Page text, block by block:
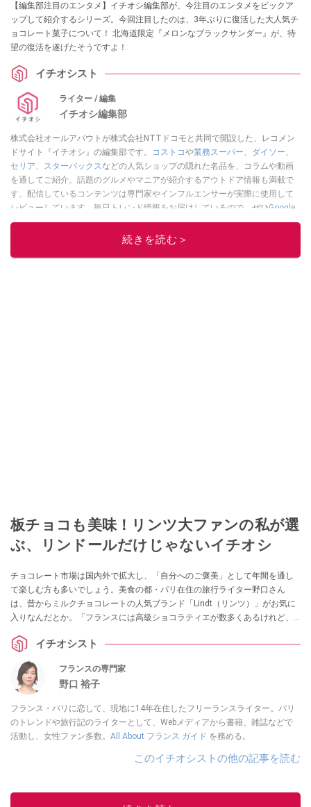
【編集部注目のエンタメ】イチオシ編集部が、今注目のエンタメをピックア
ップして紹介するシリーズ。今回注目したのは、3年ぶりに復活した大人気チ
ョコレート菓子について！ 北海道限定『メロンなブラックサンダー』が、待
望の復活を遂げたそうですよ！
イチオシスト
ライター / 編集
イチオシ編集部
株式会社オールアバウトが株式会社NTTドコモと共同で開設した、レコメン
ドサイト『イチオシ』の編集部です。
コストコや業務スーパー、 ダイソー、
セリア、 スターバックスなどの人気ショップの隠れた名品を、コラムや動画
を通してご紹介。話題のグルメやマニアが紹介するアウトドア情報も満載で
す。配信しているコンテンツは専門家やインフルエンサーが実際に使用して
レビューしています。毎日トレンド情報をお届けしているので、ぜひGoogle
ニュースでフォローしてください！
このイチオシストの他の記事を読む
続きを読む＞
板チョコも美味！リンツ大ファンの私が選
ぶ、リンドールだけじゃないイチオシ
チョコレート市場は国内外で拡大し、「自分へのご褒美」として年間を通し
て楽しむ方も多いでしょう。美食の都・パリ在住の旅行ライター野口さん
は、昔からミルクチョコレートの人気ブランド「Lindt（リンツ）」がお気に
入りなんだとか。「フランスには高級ショコラティエが数多くあるけれど、
す。
イチオシスト
フランスの専門家
野口 裕子
フランス・パリに恋して、現地に14年在住したフリーランスライター。パリ
のトレンドや旅行記のライターとして、Webメディアから書籍、雑誌などで
活動し、女性ファン多数。 All About フランス ガイド を務める。
このイチオシストの他の記事を読む